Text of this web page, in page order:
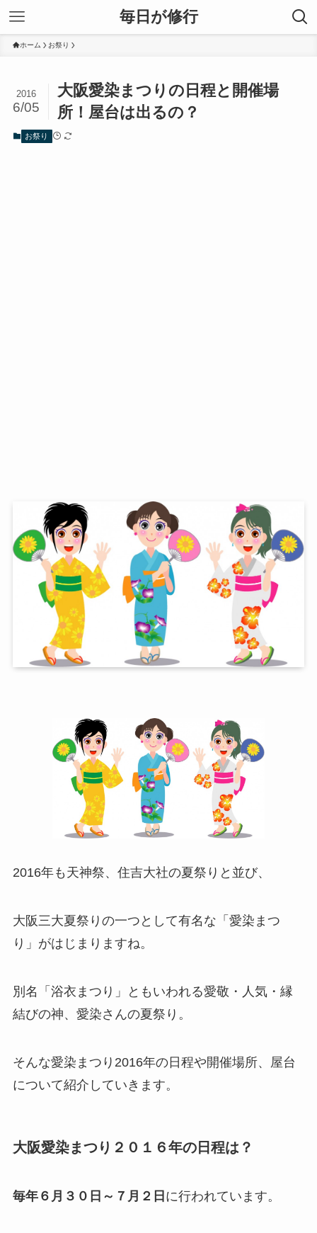
毎日が修行
ホーム お祭り
大阪愛染まつりの日程と開催場
所！屋台は出るの？
2016
6/05
お祭り
2016年も天神祭、住吉大社の夏祭りと並び、
大阪三大夏祭りの一つとして有名な「愛染まつ
り」がはじまりますね。
別名「浴衣まつり」ともいわれる愛敬・人気・縁
結びの神、愛染さんの夏祭り。
そんな愛染まつり2016年の日程や開催場所、屋台
について紹介していきます。
大阪愛染まつり２０１６年の日程は？
毎年６月３０日～７月２日 に行われています。